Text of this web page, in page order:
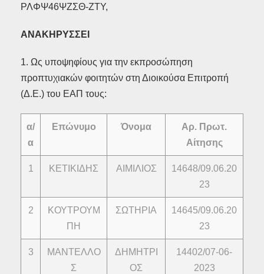
ΡΛΦΨ46ΨΖΣΘ-ΖΤΥ,
ΑΝΑΚΗΡΥΣΣΕΙ
1. Ως υποψηφίους για την εκπροσώπηση
προπτυχιακών φοιτητών στη Διοικούσα Επιτροπή
(Δ.Ε.) του ΕΑΠ τους:
α/
α
Επώνυμο Όνομα
Αρ. Πρωτ.
Αίτησης
1 ΚΕΤIΚΙΔΗΣ ΑΙΜΙΛΙΟΣ
14648/09.06.20
23
2
ΚΟΥΤΡΟΥΜ
ΠΗ
ΣΩΤΗΡΙΑ
14645/09.06.20
23
3
ΜΑΝΤΕΛΛΟ
Σ
ΔΗΜΗΤΡΙ
ΟΣ
14402/07-06-
2023